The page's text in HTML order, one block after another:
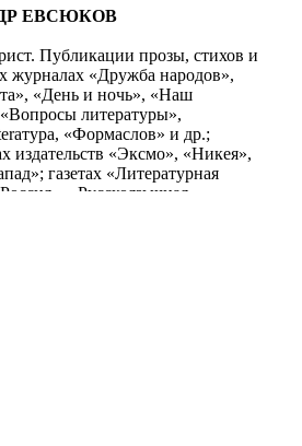
ЕВСЮКОВ
Публикации прозы, стихов и
журналах «Дружба народов»,
«День и ночь», «Наш
литературы»,
«Формаслов» и др.;
издательств «Эксмо», «Никея»,
газетах «Литературная
«Русскоязычная